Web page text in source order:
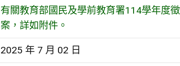
有關教育部國民及學前教育署114學年度
案，詳如附件。
2025 年 7 月 02 日